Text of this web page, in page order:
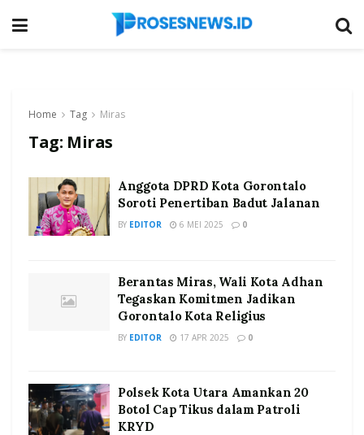
Home Tag Miras
Tag: Miras
Anggota DPRD Kota Gorontalo
Soroti Penertiban Badut Jalanan
BY EDITOR 6 MEI 2025 0
Berantas Miras, Wali Kota Adhan
Tegaskan Komitmen Jadikan
Gorontalo Kota Religius
BY EDITOR 17 APR 2025 0
Polsek Kota Utara Amankan 20
Botol Cap Tikus dalam Patroli
KRYD